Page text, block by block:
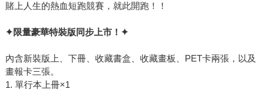
賭上人生的熱血短跑競賽，就此開跑！！
✦限量豪華特裝版同步上市！ ✦
內含新裝版上、下冊、收藏書盒、收藏畫板、PET卡兩張，以及
畫報卡三張。
1. 單行本上冊×1